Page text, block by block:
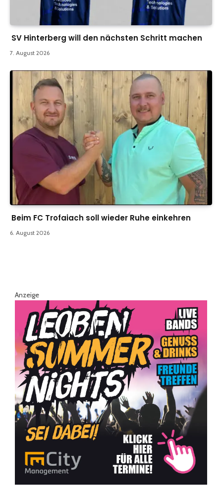
SV Hinterberg will den nächsten Schritt machen
7. August 2026
Beim FC Trofaiach soll wieder Ruhe einkehren
6. August 2026
Anzeige